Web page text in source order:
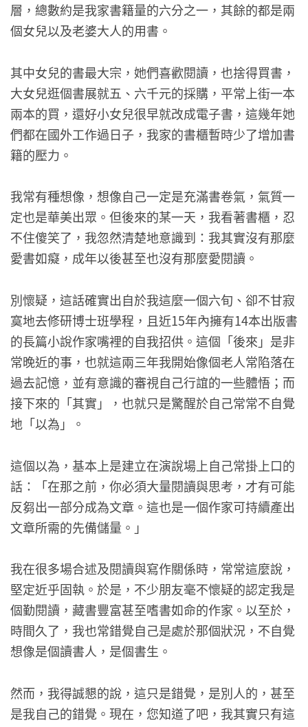
層，總數約是我家書籍量的六分之一，其餘的都是兩
個女兒以及老婆大人的用書。
其中女兒的書最大宗，她們喜歡閱讀，也捨得買書，
大女兒逛個書展就五、六千元的採購，平常上街一本
兩本的買，還好小女兒很早就改成電子書，這幾年她
們都在國外工作過日子，我家的書櫃暫時少了增加書
籍的壓力。
我常有種想像，想像自己一定是充滿書卷氣，氣質一
定也是華美出眾。但後來的某一天，我看著書櫃，忍
不住傻笑了，我忽然清楚地意識到：我其實沒有那麼
愛書如癡，成年以後甚至也沒有那麼愛閱讀。
別懷疑，這話確實出自於我這麼一個六旬、卻不甘寂
寞地去修研博士班學程，且近15年內擁有14本出版書
的長篇小說作家嘴裡的自我招供。這個「後來」是非
常晚近的事，也就這兩三年我開始像個老人常陷落在
過去記憶，並有意識的審視自己行誼的一些體悟；而
接下來的「其實」，也就只是驚醒於自己常常不自覺
地「以為」。
這個以為，基本上是建立在演說場上自己常掛上口的
話：「在那之前，你必須大量閱讀與思考，才有可能
反芻出一部分成為文章。這也是一個作家可持續產出
文章所需的先備儲量。」
我在很多場合述及閱讀與寫作關係時，常常這麼說，
堅定近乎固執。於是，不少朋友毫不懷疑的認定我是
個勤閱讀，藏書豐富甚至嗜書如命的作家。以至於，
時間久了，我也常錯覺自己是處於那個狀況，不自覺
想像是個讀書人，是個書生。
然而，我得誠懇的說，這只是錯覺，是別人的，甚至
是我自己的錯覺。現在，您知道了吧，我其實只有這